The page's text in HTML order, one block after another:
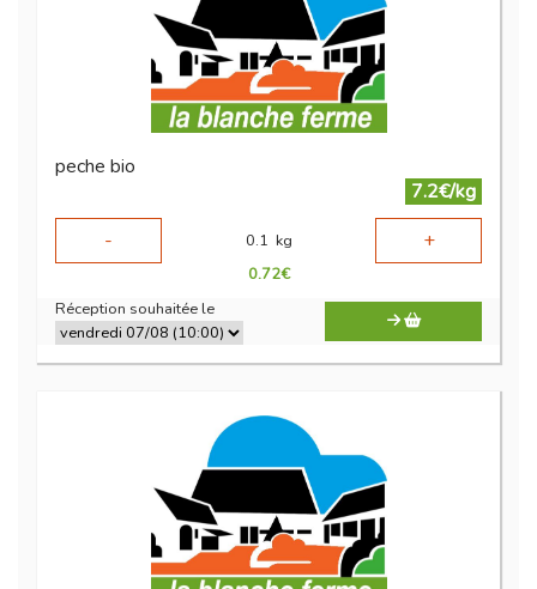
peche bio
7.2€/kg
-
0.1 kg +
0.72€
Réception souhaitée le